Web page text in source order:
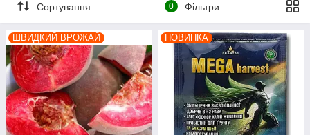
Сортування 0 Фільтри
ШВИДКИЙ ВРОЖАЙ НОВИНКА